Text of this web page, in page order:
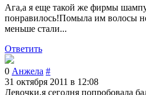
Ага,а я еще такой же фирмы
понравилось!Помыла им волосы
меньше стали...
Ответить
0 Анжела #
31 октября 2011 в 12:08
Девочки,я сегодня попробовала